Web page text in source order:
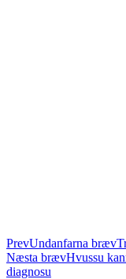
PrevUndanfarna bræv
Næsta brævHvussu
diagnosu